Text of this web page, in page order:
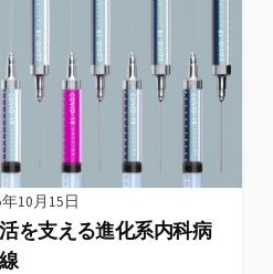
年10月15日
を支える進化系内科病